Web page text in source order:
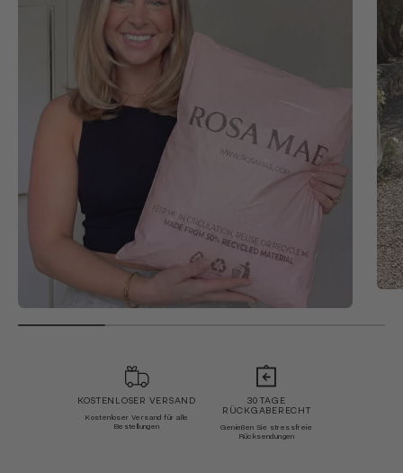
KOSTENLOSER VERSAND
Kostenloser Versand für alle
Bestellungen
30 TAGE
RÜCKGABERECHT
Genießen Sie stressfreie
Rücksendungen